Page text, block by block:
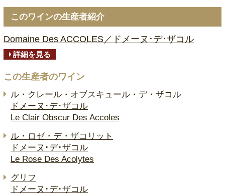
このワインの生産者紹介
Domaine Des ACCOLES／ドメーヌ･デ･ザコル
詳細を見る
この生産者のワイン
ル・クレール・オブスキュール・デ・ザコル
ドメーヌ･デ･ザコル
Le Clair Obscur Des Accoles
ル・ロゼ・デ・ザコリット
ドメーヌ･デ･ザコル
Le Rose Des Acolytes
グリフ
ドメーヌ･デ･ザコル